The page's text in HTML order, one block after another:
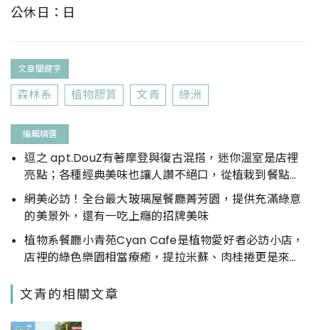
公休日：日
文章關鍵字
森林系 植物膠質 文青 綠洲
編輯精選
逗之 apt.DouZ有著摩登與復古混搭，迷你溫室是店裡
亮點；各種經典美味也讓人讚不絕口，從植栽到餐點都
能療癒人心
網美必訪！全台最大玻璃屋餐廳菁芳園，提供充滿綠意
的美景外，還有一吃上癮的招牌美味
植物系餐廳小青苑Cyan Cafe是植物愛好者必訪小店，
店裡的綠色樂園相當療癒，提拉米蘇、肉桂捲更是來店
文青的相關文章